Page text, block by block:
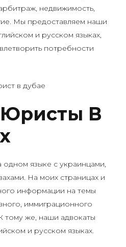
недвижимость,
Мы предоставляем наши
и русском языках,
потребности
Юристы В
языке с украинцами,
На моих страницах и
информации на темы
иммиграционного
тому же, наши адвокаты
и русском языках.